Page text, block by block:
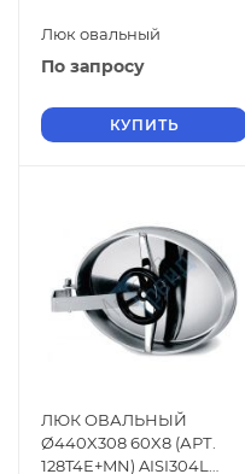
Люк овальный
По запросу
КУПИТЬ
ЛЮК ОВАЛЬНЫЙ
Ø440X308 60X8 (АРТ.
128T4E+MN) AISI304L